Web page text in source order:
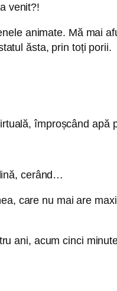
venit?!
animate. Mă mai
ăsta, prin toți porii.
împroșcând apă
cerând…
care nu mai are
ani, acum cinci